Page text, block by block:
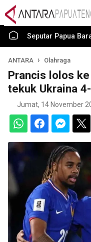
Seputar Papua
ANTARA Olahraga
Prancis lolos
tekuk Ukraina
Jumat, 14 November